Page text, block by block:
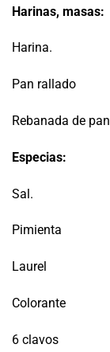
Harinas, masas:
Harina.
Pan rallado
Rebanada de pan
Especias:
Sal.
Pimienta
Laurel
Colorante
6 clavos